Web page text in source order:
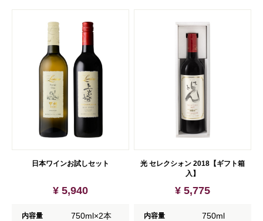
日本ワインお試しセット
¥ 5,940
内容量 750ml×2本
光 セレクシォン 2018【ギフト箱
入】
¥ 5,775
内容量 750ml